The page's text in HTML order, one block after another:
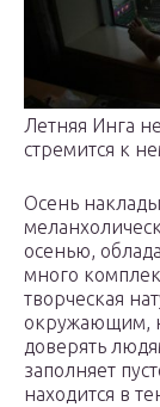
Летняя Инга
стремится к
Осень
осенью,
много
творческая
окружающим,
доверять
заполняет
находится в